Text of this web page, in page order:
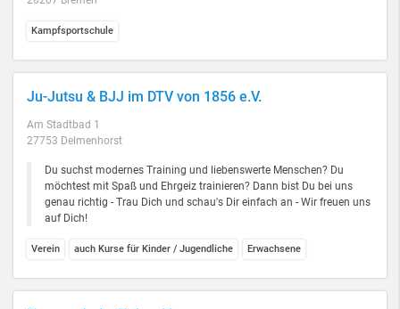
Kampfsportschule
Ju-Jutsu & BJJ im DTV von 1856 e.V.
Am Stadtbad 1
27753 Delmenhorst
Du suchst modernes Training und liebenswerte Menschen? Du
möchtest mit Spaß und Ehrgeiz trainieren? Dann bist Du bei uns
genau richtig - Trau Dich und schau's Dir einfach an - Wir freuen uns
auf Dich!
Verein auch Kurse für Kinder / Jugendliche Erwachsene